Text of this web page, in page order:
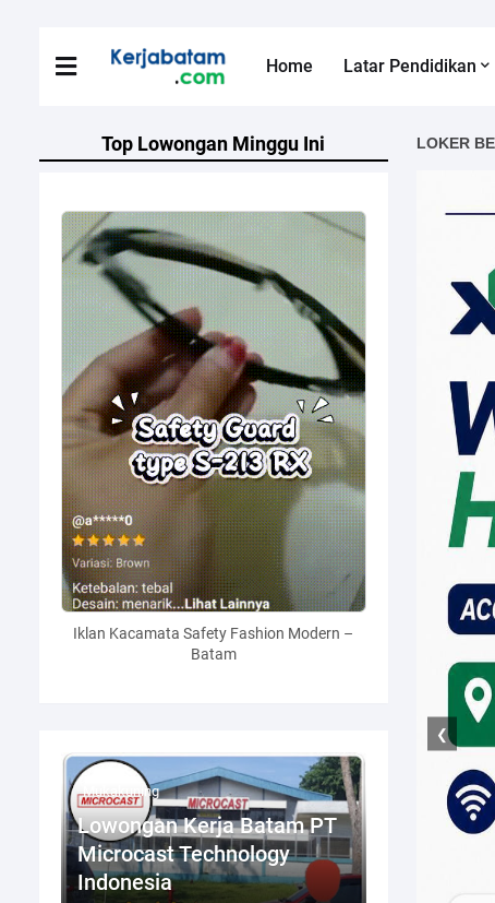
Home Latar Pendidikan
Top Lowongan Minggu Ini
Iklan Kacamata Safety Fashion Modern –
Batam
Mukakuning
Lowongan Kerja Batam PT
Microcast Technology
Indonesia
LOKER
❮